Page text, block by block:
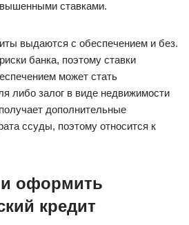
ставками.
выдаются с обеспечением и без.
банка, поэтому ставки
может стать
либо залог в виде недвижимости
дополнительные
ссуды, поэтому относится к
оформить
кредит